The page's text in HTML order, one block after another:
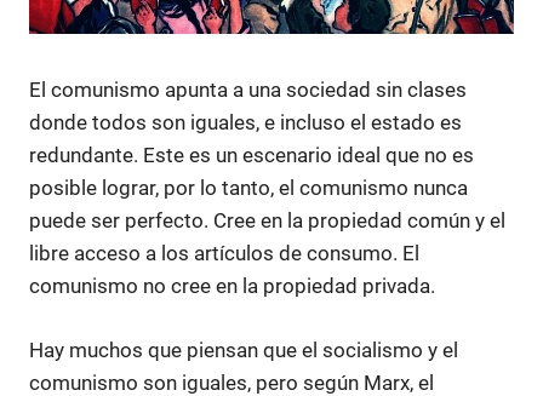
El comunismo apunta a una sociedad sin clases
donde todos son iguales, e incluso el estado es
redundante. Este es un escenario ideal que no es
posible lograr, por lo tanto, el comunismo nunca
puede ser perfecto. Cree en la propiedad común y el
libre acceso a los artículos de consumo. El
comunismo no cree en la propiedad privada.
Hay muchos que piensan que el socialismo y el
comunismo son iguales, pero según Marx, el